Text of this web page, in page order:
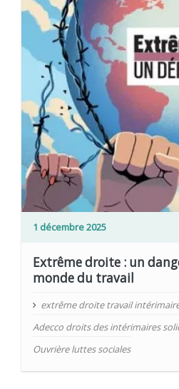
1 décembre 2025
Extrême droite : un
monde du travail
extrême droite travail
Adecco droits des intérimaires
Ouvrière luttes sociales